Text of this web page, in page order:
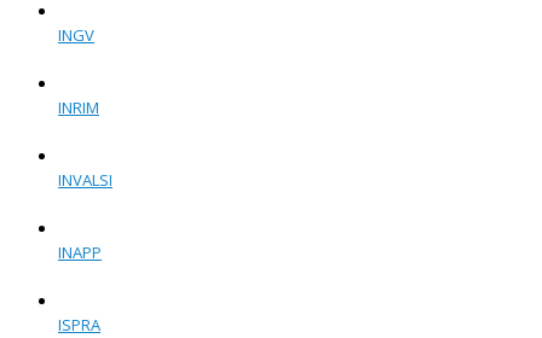
INGV
INRIM
INVALSI
INAPP
ISPRA